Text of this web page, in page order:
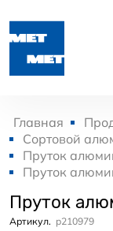
Главная
Сортовой
Пруток
Пруток
Пруток
Артикул. p210979